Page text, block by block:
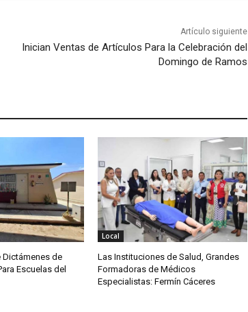
Artículo siguiente
Inician Ventas de Artículos Para la Celebración del
Domingo de Ramos
Dictámenes de
Escuelas del
Local
Las Instituciones de Salud, Grandes
Formadoras de Médicos
Especialistas: Fermín Cáceres